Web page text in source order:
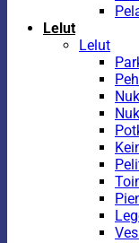
Lelut
Lelut